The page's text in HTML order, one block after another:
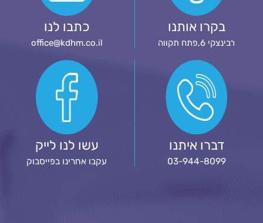
בקרו אותנו
רבינצקי 6,פתח תקווה
כתבו לנו
office@kdhm.co.il
דברו איתנו
03-944-8099
עשו לנו לייק
עקבו אחרינו בפייסבוק